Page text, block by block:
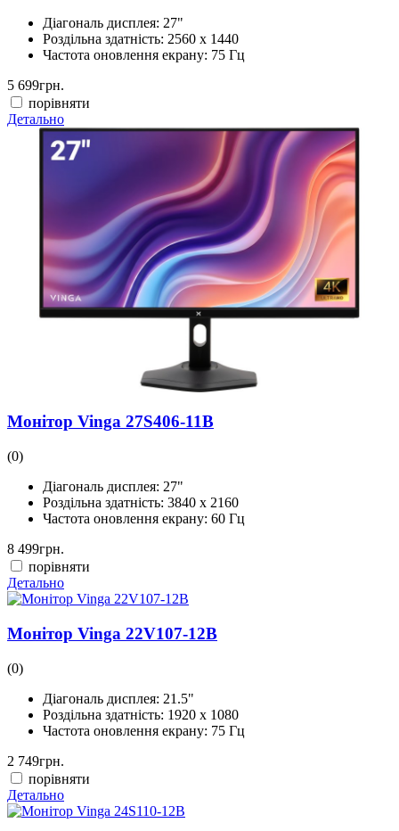
Діагональ дисплея: 27"
Роздільна здатність: 2560 x 1440
Частота оновлення екрану: 75 Гц
5 699грн.
порівняти
Детально
Монітор Vinga 27S406-11B
(0)
Діагональ дисплея: 27"
Роздільна здатність: 3840 x 2160
Частота оновлення екрану: 60 Гц
8 499грн.
порівняти
Детально
Монітор Vinga 22V107-12B
(0)
Діагональ дисплея: 21.5"
Роздільна здатність: 1920 x 1080
Частота оновлення екрану: 75 Гц
2 749грн.
порівняти
Детально